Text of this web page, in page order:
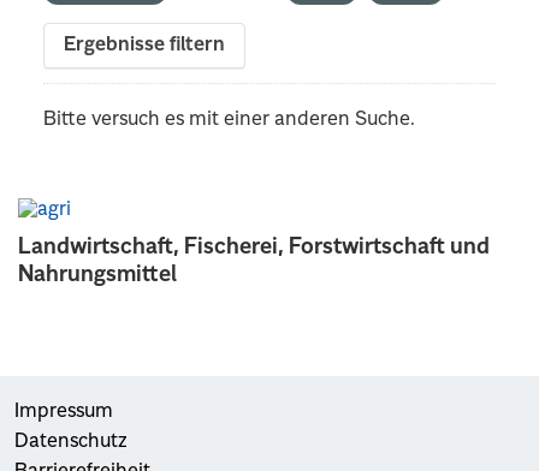
Landwirtschaft, Fischerei, Forstwirtschaft und
Nahrungsmittel
Ergebnisse filtern
Bitte versuch es mit einer anderen Suche.
Impressum
Datenschutz